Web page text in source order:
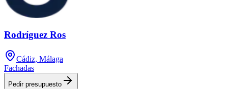
Rodríguez Ros
Cádiz, Málaga
Fachadas
Pedir presupuesto